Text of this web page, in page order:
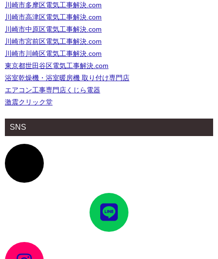
川崎市多摩区電気工事解決.com
川崎市高津区電気工事解決.com
川崎市中原区電気工事解決.com
川崎市宮前区電気工事解決.com
川崎市川崎区電気工事解決.com
東京都世田谷区電気工事解決.com
浴室乾燥機・浴室暖房機 取り付け専門店
エアコン工事専門店くじら電器
激震クリック堂
SNS
イ
コ
ン
リ
イ
コ
ン
リ
イ